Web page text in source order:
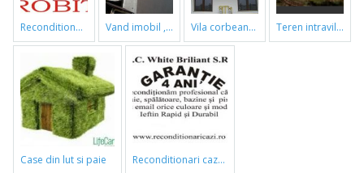
reconditionari cazi de baie vand imobil ,790m,piata gorjului,pret negociabil vila corbeanca teren intravilan
case din lut si paie reconditionari cazi de baie